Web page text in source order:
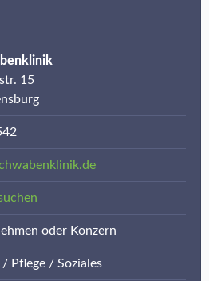
15
oder Konzern
Pflege / Soziales